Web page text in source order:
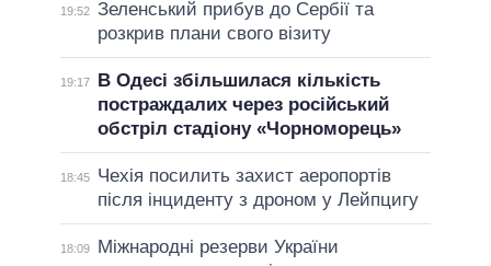
19:52 Зеленський прибув до Сербії та
розкрив плани свого візиту
19:17
В Одесі збільшилася кількість
постраждалих через російський
обстріл стадіону «Чорноморець»
18:45
Чехія посилить захист аеропортів
після інциденту з дроном у Лейпцигу
18:09
Міжнародні резерви України